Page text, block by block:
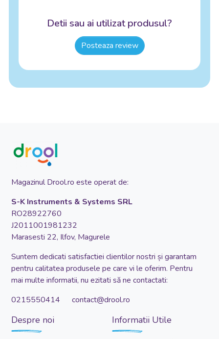
Detii sau ai utilizat produsul?
Posteaza review
Magazinul Drool.ro este operat de:
S-K Instruments & Systems SRL
RO28922760
J2011001981232
Marasesti 22, Ilfov, Magurele
Suntem dedicati satisfactiei clientilor nostri și garantam
pentru calitatea produsele pe care vi le oferim. Pentru
mai multe informatii, nu ezitati să ne contactati:
0215550414 contact@drool.ro
Despre noi Informatii Utile